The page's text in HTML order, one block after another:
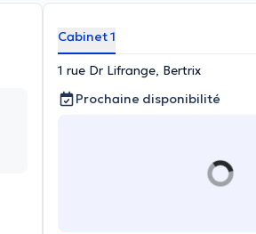
Cabinet 1
1 rue Dr Lifrange, Bertrix
Prochaine disponibilité